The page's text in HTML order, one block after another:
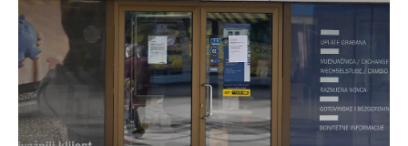
UKLJUČITE NOTIFIKACIJE